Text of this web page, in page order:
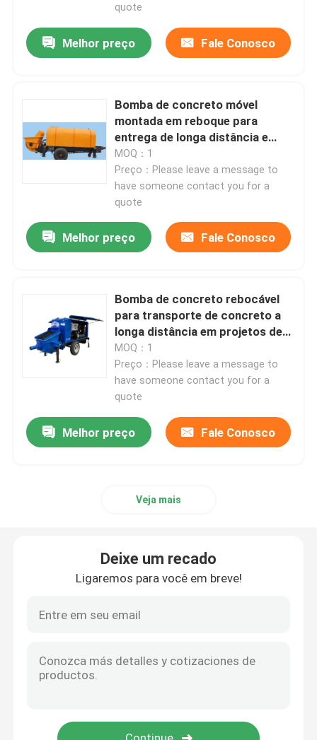
Sobre nós
quote
Melhor preço Fale Conosco
Bomba de concreto móvel
montada em reboque para
entrega de longa distância e
construção de túneis
MOQ：1
Preço：Please leave a message to
have someone contact you for a
quote
Melhor preço Fale Conosco
Bomba de concreto rebocável
para transporte de concreto a
longa distância em projetos de
engenharia de grande escala
MOQ：1
Preço：Please leave a message to
have someone contact you for a
quote
Melhor preço Fale Conosco
Veja mais
Deixe um recado
Ligaremos para você em breve!